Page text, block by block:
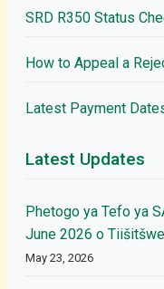
SRD R350 Status
How to Appeal a
Latest Payment
Latest Updates
Phetogo ya Tefo ya
June 2026 o Tiišitšwe
May 23, 2026